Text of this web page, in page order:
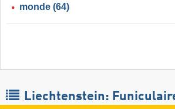
monde (64)
Liechtenstein: